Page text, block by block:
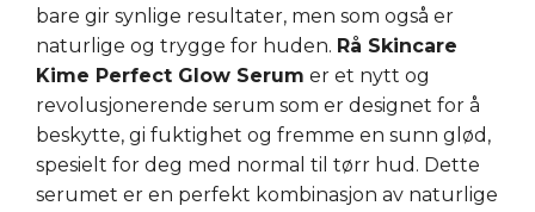
bare gir synlige resultater, men som også er
naturlige og trygge for huden. Rå Skincare
Kime Perfect Glow Serum er et nytt og
revolusjonerende serum som er designet for å
beskytte, gi fuktighet og fremme en sunn glød,
spesielt for deg med normal til tørr hud. Dette
serumet er en perfekt kombinasjon av naturlige